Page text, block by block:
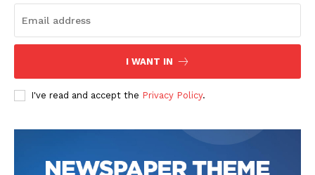
I WANT IN
I've read and accept the Privacy Policy.